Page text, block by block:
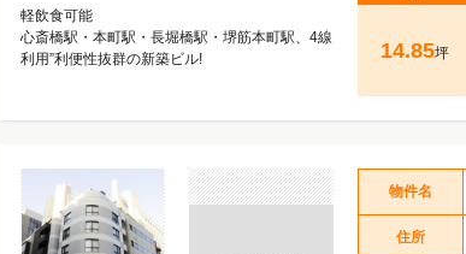
軽飲食可能
心斎橋駅・本町駅・長堀橋駅・堺筋本町駅、4線
利用”利便性抜群の新築ビル!
14.85坪
物件名
住所
北浜・今橋 1～2丁目
北浜・今橋 3～4丁目
高麗橋・伏見町 1～2丁目
高麗橋・伏見町 3～4丁目
道修町・平野町 1～2丁目
道修町・平野町 3～4丁目
淡路町・瓦町 1～2丁目
淡路町・瓦町 3～4丁目
備後町・安土町 1～2丁目
備後町・安土町 3～4丁目
本町・南本町 1～2丁目
本町・南本町 3～4丁目
久太郎町・北久宝寺町・南久宝寺町 1～2丁目
久太郎町・北久宝寺町・南久宝寺町 3～4丁目
土佐堀・江戸堀・京町堀 1～2丁目
靭本町・西本町 1丁目
阿波座・立売堀 1丁目
北浜・今橋 1～2丁目
北浜・今橋 3～4丁目
高麗橋・伏見町 1～2丁目
高麗橋・伏見町 3～4丁目
道修町・平野町 1～2丁目
道修町・平野町 3～4丁目
淡路町・瓦町 1～2丁目
淡路町・瓦町 3～4丁目
備後町・安土町 1～2丁目
備後町・安土町 3～4丁目
本町・南本町 1～2丁目
本町・南本町 3～4丁目
久太郎町・北久宝寺町・南久宝寺町 1～2丁目
久太郎町・北久宝寺町・南久宝寺町 3～4丁目
土佐堀・江戸堀・京町堀 1～2丁目
靭本町・西本町 1丁目
阿波座・立売堀 1丁目
北浜・今橋 1～2丁目
北浜・今橋 3～4丁目
高麗橋・伏見町 1～2丁目
高麗橋・伏見町 3～4丁目
道修町・平野町 1～2丁目
道修町・平野町 3～4丁目
淡路町・瓦町 1～2丁目
淡路町・瓦町 3～4丁目
備後町・安土町 1～2丁目
備後町・安土町 3～4丁目
本町・南本町 1～2丁目
本町・南本町 3～4丁目
久太郎町・北久宝寺町・南久宝寺町 1～2丁目
久太郎町・北久宝寺町・南久宝寺町 3～4丁目
土佐堀・江戸堀・京町堀 1～2丁目
靭本町・西本町 1丁目
阿波座・立売堀 1丁目